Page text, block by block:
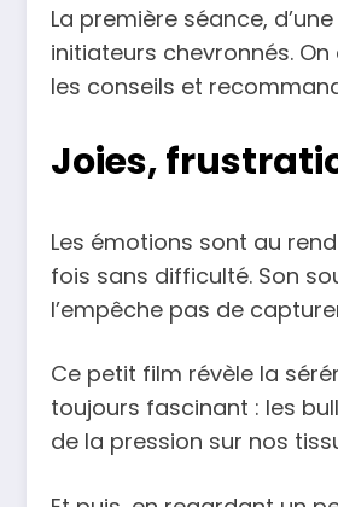
La première séance,
initiateurs chevronnés.
les conseils et
Joies,
Les émotions sont au
fois sans difficulté. Son
l’empêche pas de
Ce petit film révèle la
toujours fascinant : les
de la pression sur nos